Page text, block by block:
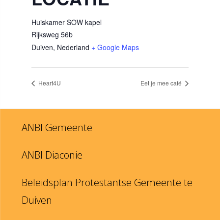
Huiskamer SOW kapel
Rijksweg 56b
Duiven, Nederland + Google Maps
Heart4U Eet je mee café
ANBI Gemeente
ANBI Diaconie
Beleidsplan Protestantse Gemeente te
Duiven